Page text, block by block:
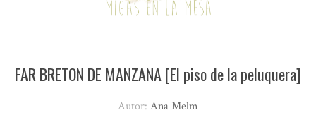
FAR BRETON DE MANZANA [El piso de la peluquera]
Autor: Ana Melm